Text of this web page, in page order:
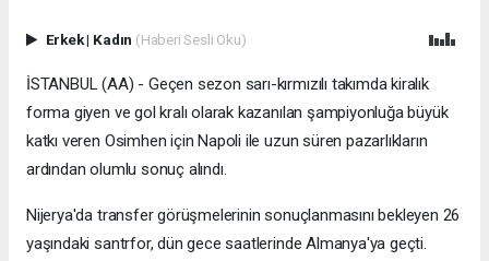
Erkek| Kadın (Haberi Sesli Oku)
İSTANBUL (AA) - Geçen sezon sarı-kırmızılı takımda kiralık
forma giyen ve gol kralı olarak kazanılan şampiyonluğa büyük
katkı veren Osimhen için Napoli ile uzun süren pazarlıkların
ardından olumlu sonuç alındı.
Nijerya'da transfer görüşmelerinin sonuçlanmasını bekleyen 26
yaşındaki santrfor, dün gece saatlerinde Almanya'ya geçti.